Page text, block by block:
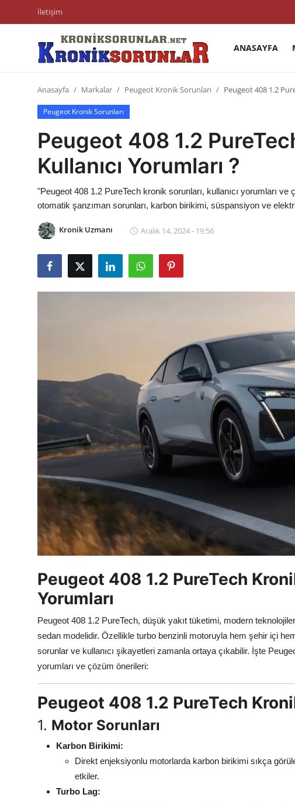
İletişim
ANASAYFA
Trafik & Cezalar
Sigorta & Kasko
Vergi & ÖTV & MTV
Muayene & Ruhsat
Sorgulamalar
İkinci El & Alım-Satım
Sürüş & Güvenlik
Yağlar & Sıvılar
LPG & Yakıt
Elektrik & Akü
Aydınlatma & Görüş
Dizel Sistemler
Multimedya & Elektronik
Anasayfa Markalar Peugeot Kronik Sorunları Peugeot 408 1.2
Peugeot Kronik Sorunları
Peugeot 408 1.2
Kullanıcı Yorumları ?
"Peugeot 408 1.2 PureTech kronik sorunları, kullanıcı yorumları
otomatik şanzıman sorunları, karbon birikimi, süspansiyon ve
Kronik Uzmanı Aralık 14, 2024 - 19:56
Peugeot 408 1.2 PureTech
Yorumları
Peugeot 408 1.2 PureTech, düşük yakıt tüketimi, modern
sedan modelidir. Özellikle turbo benzinli motoruyla hem şehir içi
sorunlar ve kullanıcı şikayetleri zamanla ortaya çıkabilir. İşte
yorumları ve çözüm önerileri:
Peugeot 408 1.2 PureTech
1. Motor Sorunları
Karbon Birikimi:
Direkt enjeksiyonlu motorlarda karbon birikimi sıkça
etkiler.
Turbo Lag: